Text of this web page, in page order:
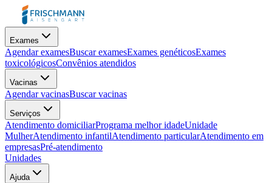
Exames
Agendar examesBuscar examesExames genéticosExames
toxicológicosConvênios atendidos
Vacinas
Agendar vacinasBuscar vacinas
Serviços
Atendimento domiciliarPrograma melhor idadeUnidade
MulherAtendimento infantilAtendimento particularAtendimento em
empresasPré-atendimento
Unidades
Ajuda